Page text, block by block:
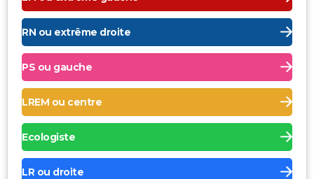
RN ou extrême droite
PS ou gauche
LREM ou centre
Ecologiste
LR ou droite